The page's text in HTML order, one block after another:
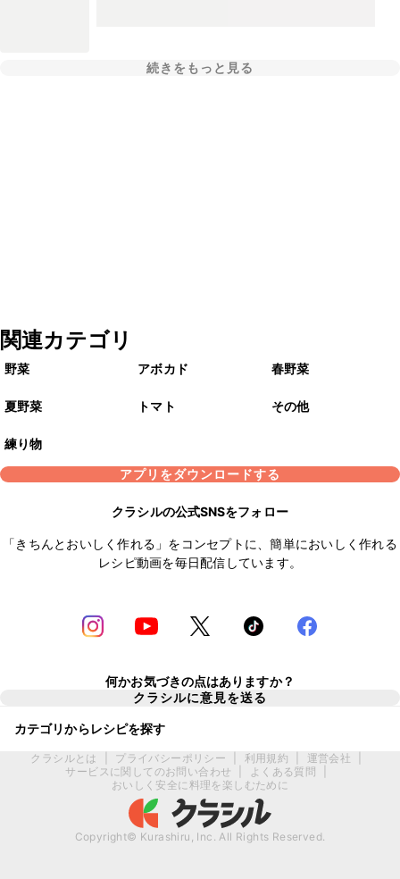
続きをもっと見る
関連カテゴリ
野菜 アボカド 春野菜
夏野菜 トマト その他
練り物
アプリをダウンロードする
クラシルの公式SNSをフォロー
「きちんとおいしく作れる」をコンセプトに、簡単においしく作れる
レシピ動画を毎日配信しています。
何かお気づきの点はありますか？
クラシルに意見を送る
カテゴリからレシピを探す
クラシルとは プライバシーポリシー 利用規約 運営会社
サービスに関してのお問い合わせ
よくある質問
おいしく安全に料理を楽しむために
Copyright© Kurashiru, Inc. All Rights Reserved.